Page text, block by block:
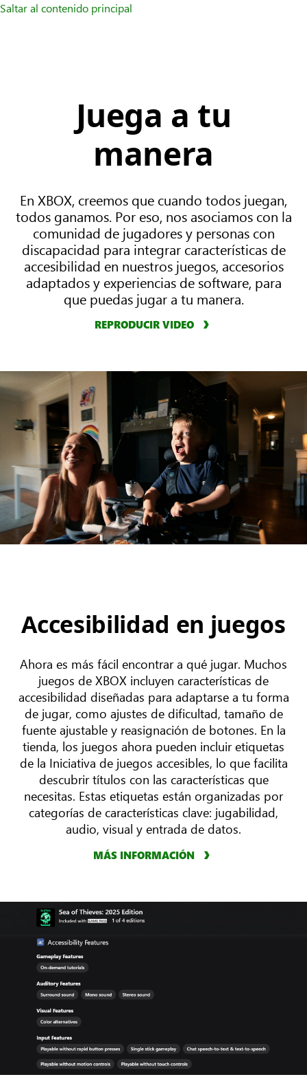
Saltar al contenido principal
Juega a tu
manera
En XBOX, creemos que cuando todos juegan,
todos ganamos. Por eso, nos asociamos con la
comunidad de jugadores y personas con
discapacidad para integrar características de
accesibilidad en nuestros juegos, accesorios
adaptados y experiencias de software, para
que puedas jugar a tu manera.
REPRODUCIR VIDEO
Accesibilidad en juegos
Ahora es más fácil encontrar a qué jugar. Muchos
juegos de XBOX incluyen características de
accesibilidad diseñadas para adaptarse a tu forma
de jugar, como ajustes de dificultad, tamaño de
fuente ajustable y reasignación de botones. En la
tienda, los juegos ahora pueden incluir etiquetas
de la Iniciativa de juegos accesibles, lo que facilita
descubrir títulos con las características que
necesitas. Estas etiquetas están organizadas por
categorías de características clave: jugabilidad,
audio, visual y entrada de datos.
MÁS INFORMACIÓN